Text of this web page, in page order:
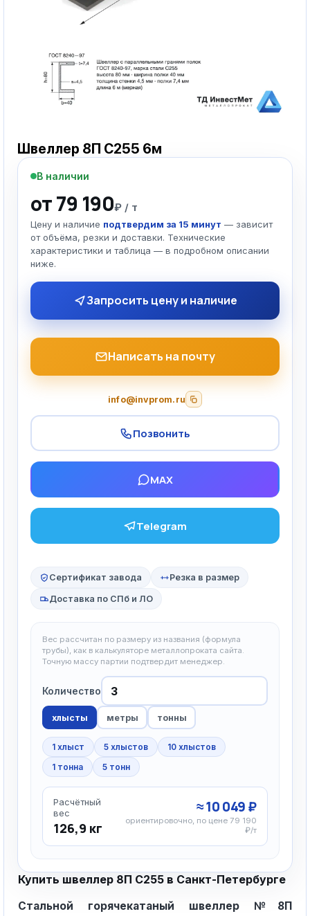
Швеллер 8П С255 6м
В наличии
от 79 190₽ / т
Цену и наличие подтвердим за 15 минут — зависит
от объёма, резки и доставки. Технические
характеристики и таблица — в подробном описании
ниже.
Запросить цену и наличие
Написать на почту
info@invprom.ru
Позвонить
MAX
Telegram
Сертификат завода Резка в размер
Доставка по СПб и ЛО
Вес рассчитан по размеру из названия (формула
трубы), как в калькуляторе металлопроката сайта.
Точную массу партии подтвердит менеджер.
Количество
хлысты метры тонны
1 хлыст 5 хлыстов
10 хлыстов
1 тонна
5 тонн
Расчётный
вес
126,9 кг
≈ 10 049 ₽
ориентировочно, по цене 79 190
₽/т
Купить швеллер 8П С255 в Санкт-Петербурге
Стальной горячекатаный швеллер №8П